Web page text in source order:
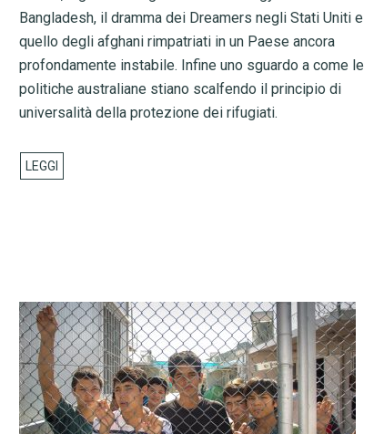
Bangladesh, il dramma dei Dreamers negli Stati Uniti e
quello degli afghani rimpatriati in un Paese ancora
profondamente instabile. Infine uno sguardo a come le
politiche australiane stiano scalfendo il principio di
universalità della protezione dei rifugiati.